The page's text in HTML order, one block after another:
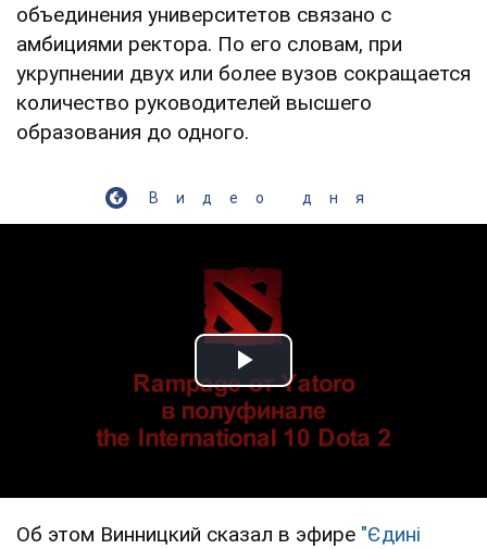
объединения университетов связано с
амбициями ректора. По его словам, при
укрупнении двух или более вузов сокращается
количество руководителей высшего
образования до одного.
Видео дня
Play Video
Об этом Винницкий сказал в эфире "Єдині